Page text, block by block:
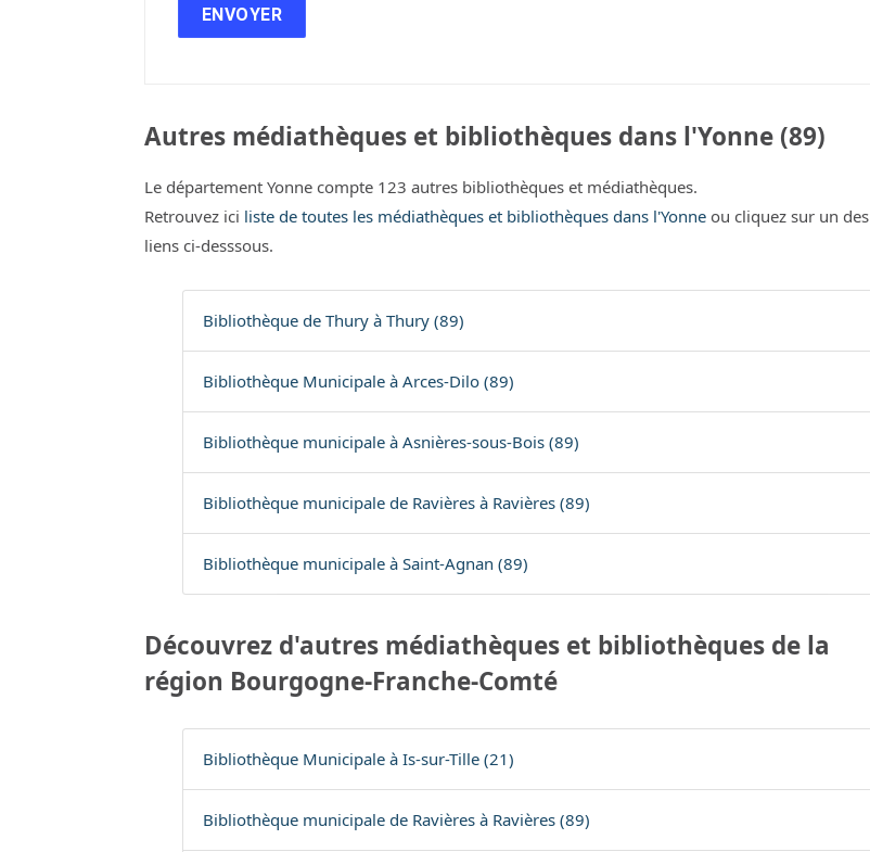
Autres médiathèques et bibliothèques dans l'Yonne (89)
Le département Yonne compte 123 autres bibliothèques et médiathèques.
Retrouvez ici liste de toutes les médiathèques et bibliothèques dans l'Yonne ou cliquez sur un des
liens ci-desssous.
Bibliothèque de Thury à Thury (89)
Bibliothèque Municipale à Arces-Dilo (89)
Bibliothèque municipale à Asnières-sous-Bois (89)
Bibliothèque municipale de Ravières à Ravières (89)
Bibliothèque municipale à Saint-Agnan (89)
Découvrez d'autres médiathèques et bibliothèques de la
région Bourgogne-Franche-Comté
Bibliothèque Municipale à Is-sur-Tille (21)
Bibliothèque municipale de Ravières à Ravières (89)